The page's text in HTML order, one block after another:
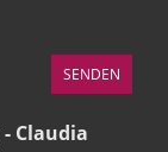
Claudia